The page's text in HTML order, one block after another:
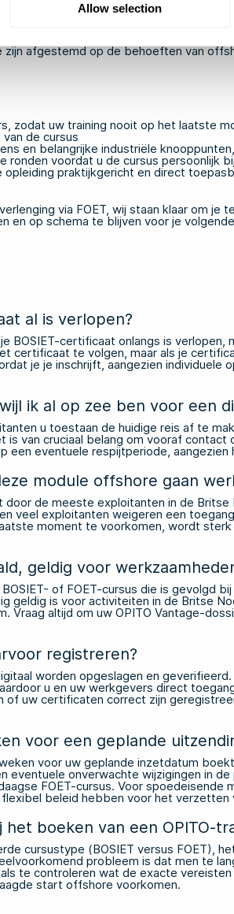
Allow selection
van een opleidingsdeadline
afgestemd op de behoeften van
zodat uw training nooit op het laatste
de cursus
en belangrijke industriële
voordat u de cursus persoonlijk
praktijkgericht en direct
via FOET , wij staan klaar om je
en op schema te blijven voor je
al is verlopen?
certificaat onlangs is verlopen,
certificaat te volgen, maar als je
je je inschrijft, aangezien
ik al op zee ben voor een
u toestaan de huidige reis af te
van cruciaal belang om vooraf
eventuele respijtperiode,
module offshore gaan
de meeste exploitanten in de
veel exploitanten weigeren een
moment te voorkomen, wordt
geldig voor
of FOET-cursus die is gevolgd
geldig is voor activiteiten in de Britse
Vraag altijd om uw OPITO Vantage-
registreren?
worden opgeslagen en
u en uw werkgevers direct
uw certificaten correct zijn
voor een geplande
voor uw geplande inzetdatum
eventuele onverwachte wijzigingen in
FOET-cursus. Voor
beleid hebben voor het verzetten
boeken van een OPITO-
cursustype (BOSIET versus FOET),
probleem is dat men te
te controleren wat de exacte
start offshore voorkomen.